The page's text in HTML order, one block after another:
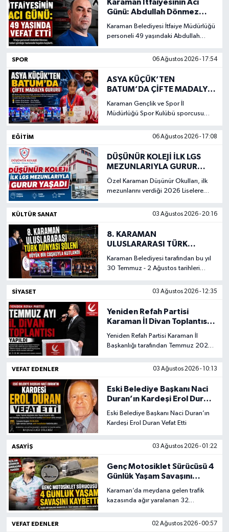
Karaman İtfaiyesinin Acı
Günü: Abdullah Dönmez
Hayatını Kaybetti
Karaman Belediyesi İtfaiye Müdürlüğü
personeli 49 yaşındaki Abdullah
ardından tedavi gördüğü hastanede
SPOR 06 Ağustos 2026 - 17:54
ASYA KÜÇÜK’TEN
BATUM’DA ÇİFTE MADALYA
Karaman Gençlik ve Spor İl
Müdürlüğü Spor Kulübü sporcusu
Wushu Kungfu Turnuvası’nda iki
EĞITIM 06 Ağustos 2026 - 17:08
DÜŞÜNÜR KOLEJİ İLK LGS
MEZUNLARIYLA GURUR
YAŞADI
Özel Karaman Düşünür Okulları, ilk
mezunlarını verdiği 2026 Liselere
sonuçlarında önemli bir başarıya
KÜLTÜR SANAT 03 Ağustos 2026 - 20:16
8. KARAMAN
ULUSLARARASI TÜRK
COŞKUYLA KUTLANDI
Karaman Belediyesi tarafından bu yıl
30 Temmuz - 2 Ağustos tarihleri
Karaman Türk Dünyası Şöleni, dört
etkinlikler, kültürel gösteriler ve
birbirinden değerli sanatçıların
konserleriyle büyük bir coşku
içerisinde kutlandı. Türkiye'nin yanı
sıra Türk dünyasının farklı
buluştuğu şölen, binlerce vatandaşın
oldu.
SIYASET 03 Ağustos 2026 - 12:35
Yeniden Refah Partisi
Karaman İl Divan Toplantısı
Yeniden Refah Partisi Karaman İl
Başkanlığı tarafından Temmuz 2026
yoğun katılımla gerçekleştirildi.
VEFAT EDENLER 03 Ağustos 2026 - 10:13
Eski Belediye Başkanı Naci
Duran’ın Kardeşi Erol Duran
Eski Belediye Başkanı Naci Duran’ın
Kardeşi Erol Duran Vefat Etti
ASAYIŞ 03 Ağustos 2026 - 01:22
Genç Motosiklet Sürücüsü 4
Günlük Yaşam Savaşını
Karaman’da meydana gelen trafik
kazasında ağır yaralanan 32
İbrahim Özer, tedavi gördüğü
VEFAT EDENLER 02 Ağustos 2026 - 00:57